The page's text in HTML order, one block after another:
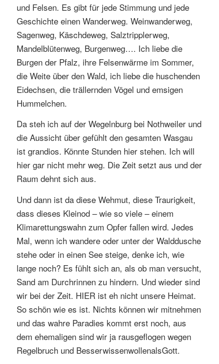
und Felsen. Es gibt für jede Stimmung und jede
Geschichte einen Wanderweg. Weinwanderweg,
Sagenweg, Käschdeweg, Salztripplerweg,
Mandelblütenweg, Burgenweg…. Ich liebe die
Burgen der Pfalz, ihre Felsenwärme im Sommer,
die Weite über den Wald, ich liebe die huschenden
Eidechsen, die trällernden Vögel und emsigen
Hummelchen.
Da steh ich auf der Wegelnburg bei Nothweiler und
die Aussicht über gefühlt den gesamten Wasgau
ist grandios. Könnte Stunden hier stehen. Ich will
hier gar nicht mehr weg. Die Zeit setzt aus und der
Raum dehnt sich aus.
Und dann ist da diese Wehmut, diese Traurigkeit,
dass dieses Kleinod – wie so viele – einem
Klimarettungswahn zum Opfer fallen wird. Jedes
Mal, wenn ich wandere oder unter der Walddusche
stehe oder in einen See steige, denke ich, wie
lange noch? Es fühlt sich an, als ob man versucht,
Sand am Durchrinnen zu hindern. Und wieder sind
wir bei der Zeit. HIER ist eh nicht unsere Heimat.
So schön wie es ist. Nichts können wir mitnehmen
und das wahre Paradies kommt erst noch, aus
dem ehemaligen sind wir ja rausgeflogen wegen
Regelbruch und BesserwissenwollenalsGott.